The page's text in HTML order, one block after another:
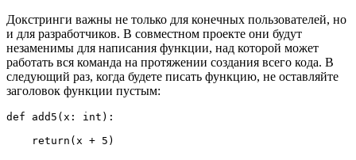
Докстринги важны не только для конечных пользователей, но
и для разработчиков. В совместном проекте они будут
незаменимы для написания функции, над которой может
работать вся команда на протяжении создания всего кода. В
следующий раз, когда будете писать функцию, не оставляйте
заголовок функции пустым:
def add5(x: int):
    return(x + 5)